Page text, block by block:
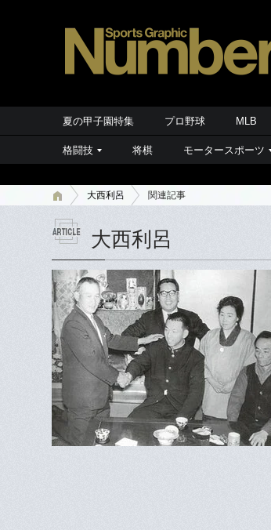
夏の甲子園特集 プロ野球 MLB
格闘技 将棋 モータースポーツ
大西利呂 関連記事
大西利呂